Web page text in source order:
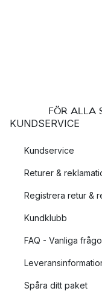
FÖR ALLA
KUNDSERVICE
Kundservice
Returer &
Registrera retur &
Kundklubb
FAQ - Vanliga
Spåra ditt paket